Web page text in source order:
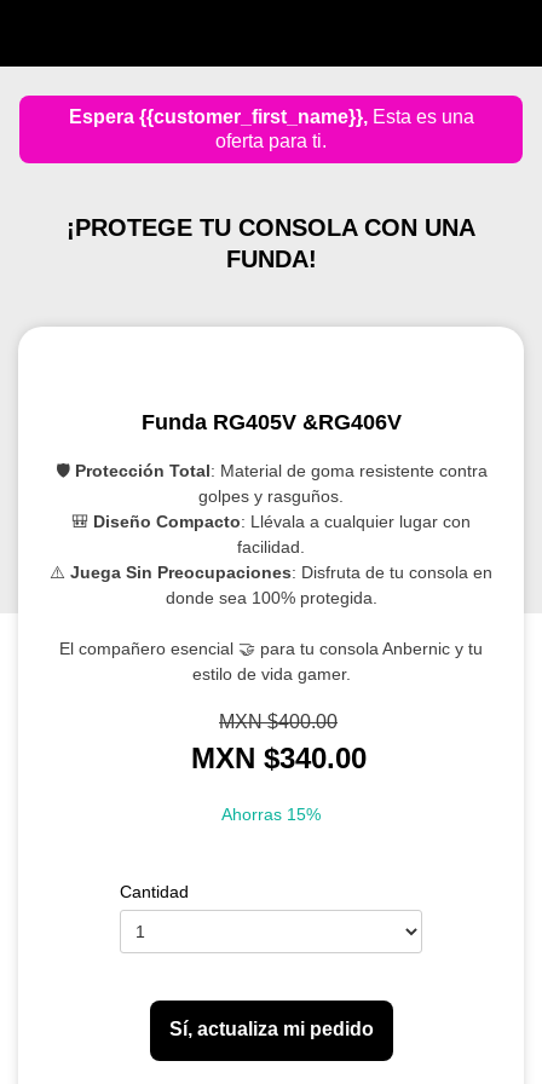
Espera {{customer_first_name}}, Esta es una
oferta para ti.
¡PROTEGE TU CONSOLA CON UNA
FUNDA!
Funda RG405V &RG406V
🛡️ Protección Total: Material de goma resistente contra
golpes y rasguños.
🎒 Diseño Compacto: Llévala a cualquier lugar con
facilidad.
⚠️ Juega Sin Preocupaciones: Disfruta de tu consola en
donde sea 100% protegida.
El compañero esencial 🤝 para tu consola Anbernic y tu
estilo de vida gamer.
MXN $400.00
MXN $340.00
Ahorras 15%
Cantidad
Sí, actualiza mi pedido